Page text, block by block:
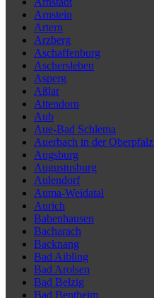
Arnstein
Artern
Arzberg
Aschaffenburg
Aschersleben
Asperg
Aßlar
Attendorn
Aub
Aue-Bad Schlema
Auerbach in der Oberpfalz
Augsburg
Augustusburg
Aulendorf
Auma-Weidatal
Aurich
Babenhausen
Bacharach
Backnang
Bad Aibling
Bad Arolsen
Bad Belzig
Bad Bentheim